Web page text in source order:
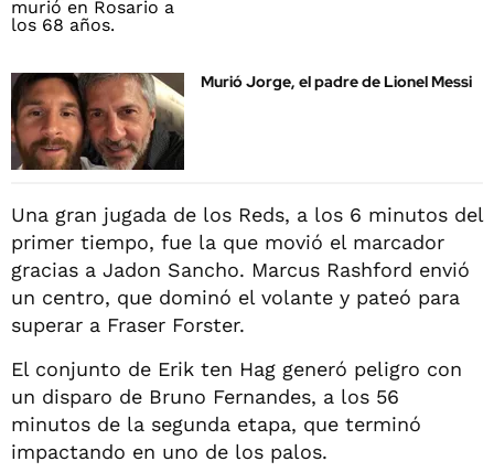
Murió Jorge, el padre de Lionel Messi
Una gran jugada de los Reds, a los 6 minutos del
primer tiempo, fue la que movió el marcador
gracias a Jadon Sancho. Marcus Rashford envió
un centro, que dominó el volante y pateó para
superar a Fraser Forster.
El conjunto de Erik ten Hag generó peligro con
un disparo de Bruno Fernandes, a los 56
minutos de la segunda etapa, que terminó
impactando en uno de los palos.